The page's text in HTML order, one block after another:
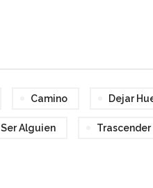
Camino Dejar
Ser Alguien Trascender